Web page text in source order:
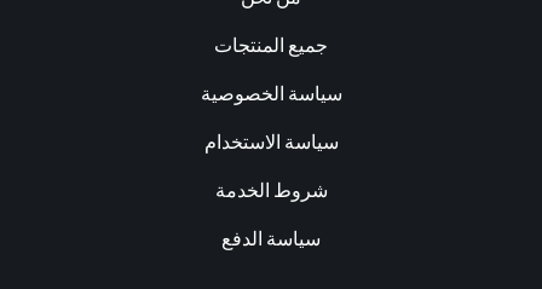
جميع المنتجات
سياسة الخصوصية
سياسة الاستخدام
شروط الخدمة
سياسة الدفع